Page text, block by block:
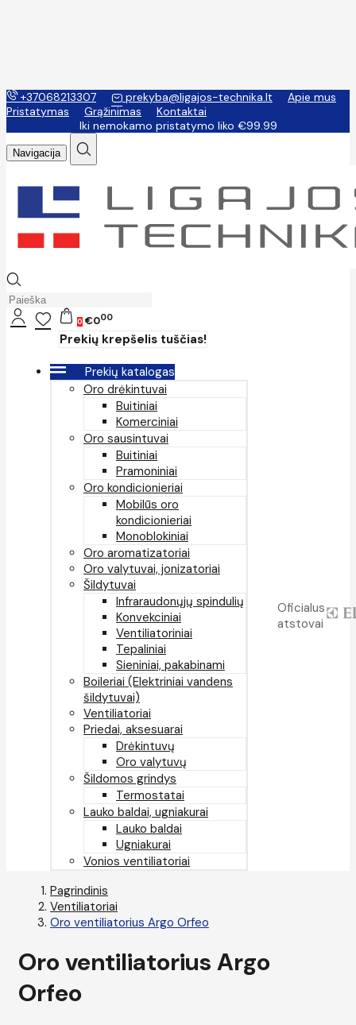
+37068213307 prekyba@ligajos-technika.lt
Apie mus
Pristatymas
Grąžinimas
Kontaktai
Iki nemokamo pristatymo liko €99.99
Navigacija
0 €000
Prekių krepšelis tuščias!
Prekių katalogas
Oro drėkintuvai
Buitiniai
Komerciniai
Oro sausintuvai
Buitiniai
Pramoniniai
Oro kondicionieriai
Mobilūs oro
kondicionieriai
Monoblokiniai
Oro aromatizatoriai
Oro valytuvai, jonizatoriai
Šildytuvai
Infraraudonųjų spindulių
Konvekciniai
Ventiliatoriniai
Tepaliniai
Sieniniai, pakabinami
Boileriai (Elektriniai vandens
šildytuvai)
Ventiliatoriai
Priedai, aksesuarai
Drėkintuvų
Oro valytuvų
Šildomos grindys
Termostatai
Lauko baldai, ugniakurai
Lauko baldai
Ugniakurai
Vonios ventiliatoriai
Oficialus
atstovai
Pagrindinis
Ventiliatoriai
Oro ventiliatorius Argo Orfeo
Oro ventiliatorius Argo
Orfeo